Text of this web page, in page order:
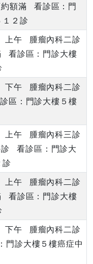
額滿 看診區：門
２診
上午 腫瘤內科二診
看診區：門診大樓
下午 腫瘤內科二診
區：門診大樓５樓
上午 腫瘤內科三診
看診區：門診大
上午 腫瘤內科二診
看診區：門診大樓
下午 腫瘤內科二診
診大樓５樓癌症中